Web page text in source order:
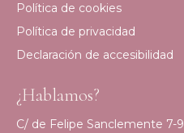
Política de cookies
Política de privacidad
Declaración de accesibilidad
¿Hablamos?
C/ de Felipe Sanclemente 7-9